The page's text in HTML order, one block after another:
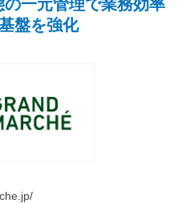
の一元管理で業務効率
盤を強化